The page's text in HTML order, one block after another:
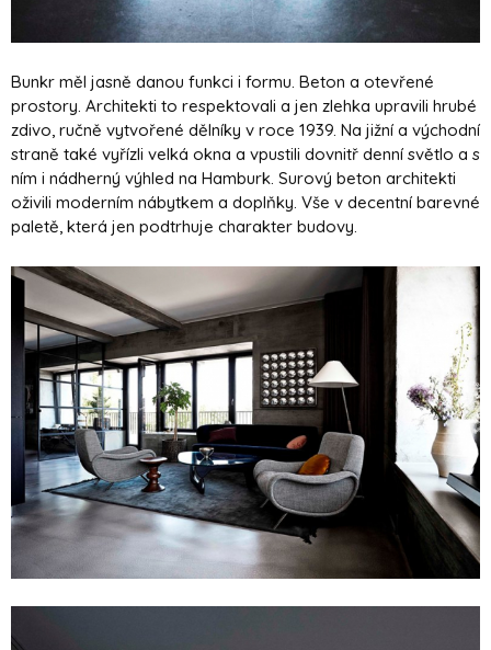
Bunkr měl jasně danou funkci i formu. Beton a otevřené
prostory. Architekti to respektovali a jen zlehka upravili hrubé
zdivo, ručně vytvořené dělníky v roce 1939. Na jižní a východní
straně také vyřízli velká okna a vpustili dovnitř denní světlo a s
ním i nádherný výhled na Hamburk. Surový beton architekti
oživili moderním nábytkem a doplňky. Vše v decentní barevné
paletě, která jen podtrhuje charakter budovy.